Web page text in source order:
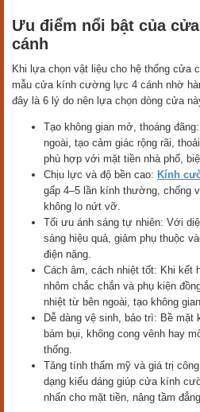
Ưu điểm nổi bật của
cánh
Khi lựa chọn vật liệu cho hệ thống cửa
mẫu cửa kính cường lực 4 cánh nhờ
đây là 6 lý do nên lựa chọn dòng cửa
Tạo không gian mở, thoáng
ngoài, tạo cảm giác rộng rãi,
phù hợp với mặt tiền nhà phố,
Chịu lực và độ bền cao: Kính
gấp 4–5 lần kính thường, chống
không lo nứt vỡ.
Tối ưu ánh sáng tự nhiên: Với
sáng hiệu quả, giảm phụ thuộc
điện năng.
Cách âm, cách nhiệt tốt: Khi kết
nhôm chắc chắn và phụ kiện
nhiệt từ bên ngoài, tạo không
Dễ dàng vệ sinh, bảo trì: Bề mặt
bám bụi, không cong vênh hay
thống.
Tăng tính thẩm mỹ và giá trị
dạng kiểu dáng giúp cửa kính
nhấn cho mặt tiền, nâng tầm